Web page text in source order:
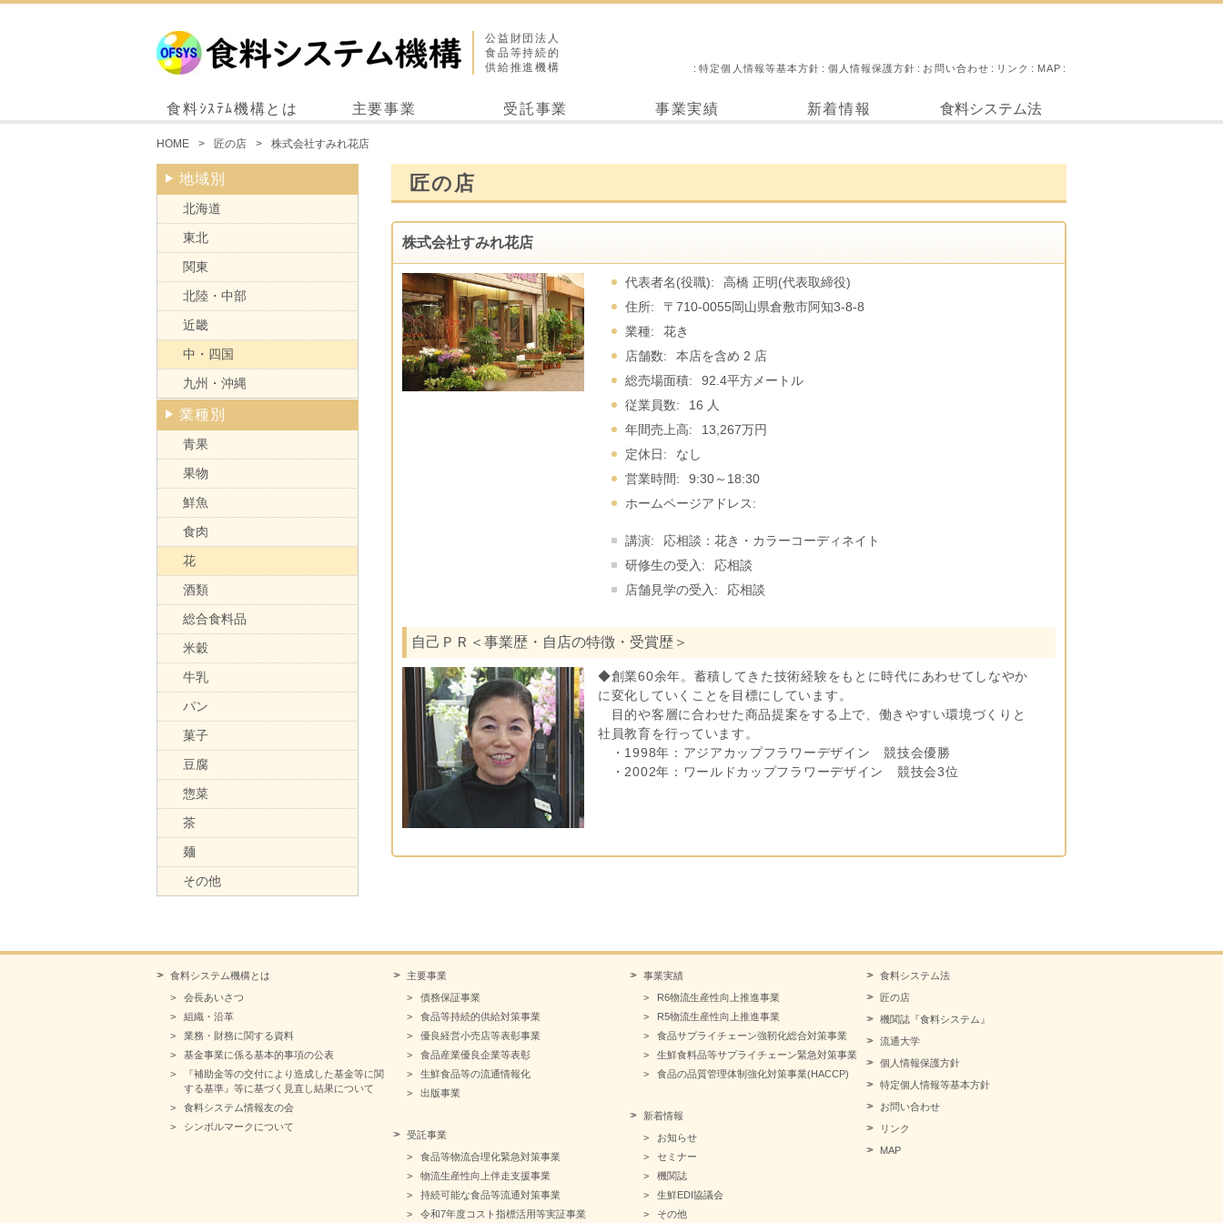
公益財団法人
食品等持続的
供給推進機構
特定個人情報等基本方針 個人情報保護方針 お問い合わせ リンク MAP
食料ｼｽﾃﾑ機構とは 主要事業 受託事業 事業実績 新着情報 食料システム法
HOME 匠の店 株式会社すみれ花店
匠の店
株式会社すみれ花店
代表者名(役職):
高橋 正明(代表取締役)
住所:
〒710-0055岡山県倉敷市阿知3-8-8
業種:
花き
店舗数:
本店を含め 2 店
総売場面積:
92.4平方メートル
従業員数:
16 人
年間売上高:
13,267万円
定休日:
なし
営業時間:
9:30～18:30
ホームページアドレス:
講演:
応相談：花き・カラーコーディネイト
研修生の受入:
応相談
店舗見学の受入:
応相談
自己ＰＲ＜事業歴・自店の特徴・受賞歴＞
◆創業60余年。蓄積してきた技術経験をもとに時代にあわせてしなやか
に変化していくことを目標にしています。
目的や客層に合わせた商品提案をする上で、働きやすい環境づくりと
社員教育を行っています。
・1998年：アジアカップフラワーデザイン 競技会優勝
・2002年：ワールドカップフラワーデザイン 競技会3位
地域別
北海道
東北
関東
北陸・中部
近畿
中・四国
九州・沖縄
業種別
青果
果物
鮮魚
食肉
花
酒類
総合食料品
米穀
牛乳
パン
菓子
豆腐
惣菜
茶
麺
その他
食料システム機構とは
会長あいさつ
組織・沿革
業務・財務に関する資料
基金事業に係る基本的事項の公表
『補助金等の交付により造成した基金等に関
する基準』等に基づく見直し結果について
食料システム情報友の会
シンボルマークについて
主要事業
債務保証事業
食品等持続的供給対策事業
優良経営小売店等表彰事業
食品産業優良企業等表彰
生鮮食品等の流通情報化
出版事業
受託事業
食品等物流合理化緊急対策事業
物流生産性向上伴走支援事業
持続可能な食品等流通対策事業
令和7年度コスト指標活用等実証事業
事業実績
R6物流生産性向上推進事業
R5物流生産性向上推進事業
食品サプライチェーン強靭化総合対策事業
生鮮食料品等サプライチェーン緊急対策事業
食品の品質管理体制強化対策事業(HACCP)
新着情報
お知らせ
セミナー
機関誌
生鮮EDI協議会
その他
食料システム法
匠の店
機関誌『食料システム』
流通大学
個人情報保護方針
特定個人情報等基本方針
お問い合わせ
リンク
MAP